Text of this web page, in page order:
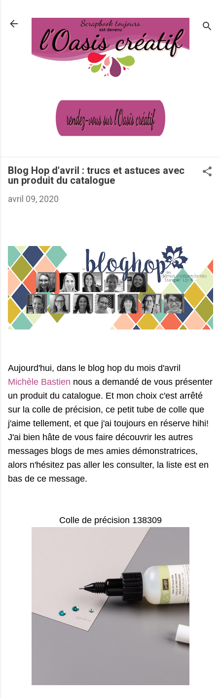
Blog Hop d'avril : trucs et astuces avec
un produit du catalogue
avril 09, 2020
Aujourd'hui, dans le blog hop du mois d'avril
Michèle Bastien nous a demandé de vous présenter
un produit du catalogue. Et mon choix c'est arrêté
sur la colle de précision, ce petit tube de colle que
j'aime tellement, et que j'ai toujours en réserve hihi!
J'ai bien hâte de vous faire découvrir les autres
messages blogs de mes amies démonstratrices,
alors n'hésitez pas aller les consulter, la liste est en
bas de ce message.
Colle de précision 138309